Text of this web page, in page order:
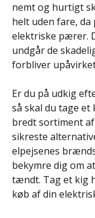
nemt og hurtigt
helt uden fare,
elektriske pærer.
undgår de
forbliver
Er du på udkig
så skal du tage
bredt sortiment af
sikreste
elpejsenes
bekymre dig om
tændt. Tag et kig
køb af din